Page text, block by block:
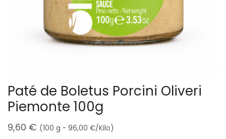
Paté de Boletus Porcini Oliveri
Piemonte 100g
9,60 € (100 g - 96,00 €/Kilo)